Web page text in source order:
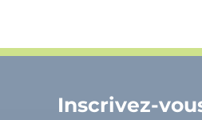
Inscrivez-